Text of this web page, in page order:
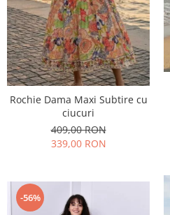
Rochie Dama Maxi Subtire cu
ciucuri
409,00 RON
339,00 RON
-56%